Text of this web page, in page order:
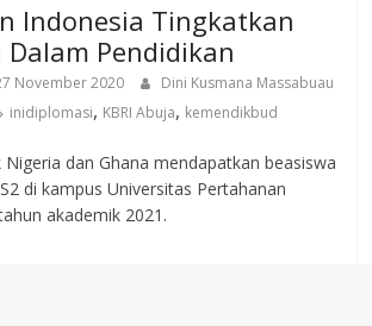
Indonesia Tingkatkan
Dalam Pendidikan
November 2020
Dini Kusmana Massabuau
inidiplomasi, KBRI Abuja, kemendikbud
dan Ghana mendapatkan beasiswa
di kampus Universitas Pertahanan
akademik 2021.